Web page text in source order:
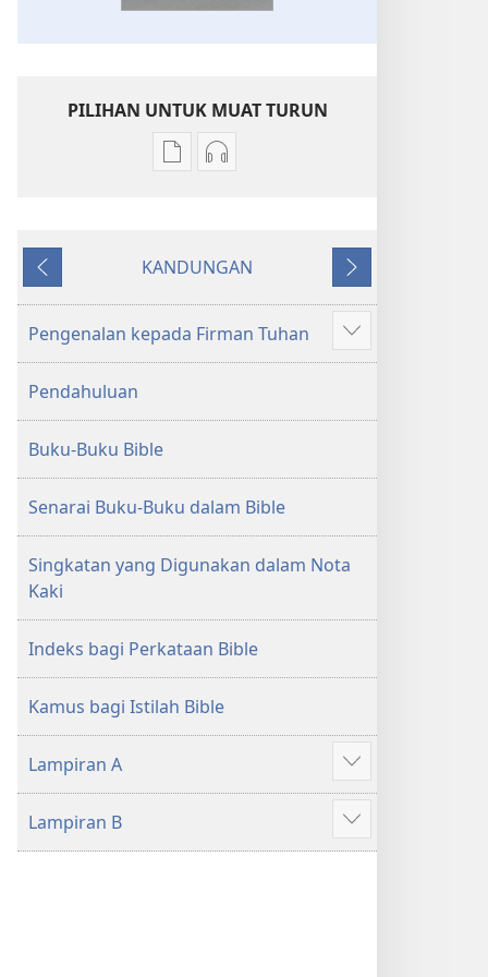
PILIHAN UNTUK MUAT TURUN
Pilihan
bahan
Kitab
Suci
Baharu
Pilihan
audio
Terjemahan
Sebelumnya
KANDUNGAN
Seterusnya
Pengenalan kepada Firman Tuhan
Tunjukkan
lagi
Pendahuluan
Buku-Buku Bible
Senarai Buku-Buku dalam Bible
Singkatan yang Digunakan dalam Nota
Kaki
Indeks bagi Perkataan Bible
Kamus bagi Istilah Bible
Lampiran A
Tunjukkan
lagi
Lampiran B
Tunjukkan
lagi